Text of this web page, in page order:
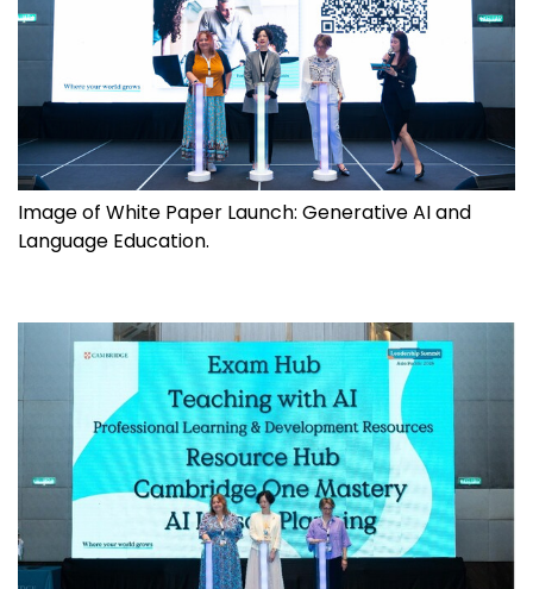
Image of White Paper Launch: Generative AI and
Language Education.